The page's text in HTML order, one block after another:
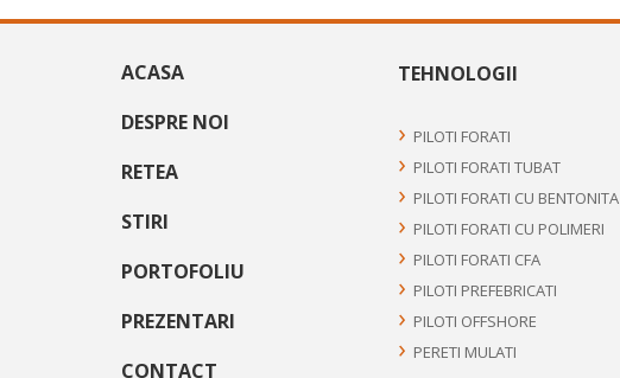
ACASA
DESPRE NOI
RETEA
STIRI
PORTOFOLIU
PREZENTARI
CONTACT
TEHNOLOGII
PILOTI FORATI
PILOTI FORATI TUBAT
PILOTI FORATI CU BENTONITA
PILOTI FORATI CU POLIMERI
PILOTI FORATI CFA
PILOTI PREFEBRICATI
PILOTI OFFSHORE
PERETI MULATI